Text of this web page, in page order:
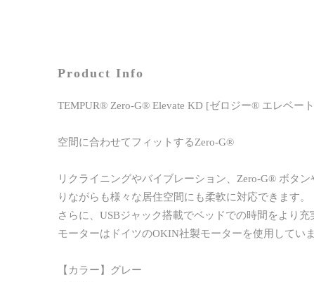
Product Info
TEMPUR® Zero-G® Elevate KD [ゼロジー® エレベー
空間に合わせてフィットするZero-G®
リクライニングやバイブレーション、Zero-G® ボタ
りながらも様々な居住空間にも柔軟に対応できます
さらに、USBジャック搭載でベッドでの時間をより充
モーターはドイツのOKIN社製モーターを使用していま
【カラー】グレー